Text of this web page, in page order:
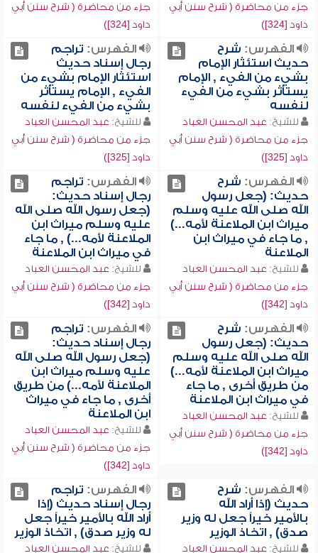
جزء من محاضرة ( شرح سنن أبي
داود [324])
جزء من محاضرة ( شرح سنن أبي
داود [324])
الفهرس: شرح
حديث استئثار الإمام
بشيء من الفيء , الإمام
يستأثر بشيء من الفيء
لنفسه
للشيخ: عبد المحسن العباد
جزء من محاضرة ( شرح سنن أبي
داود [325])
الفهرس: تراجم
رجال إسناد حديث
استئثار الإمام بشيء من
الفيء , الإمام يستأثر
بشيء من الفيء لنفسه
للشيخ: عبد المحسن العباد
جزء من محاضرة ( شرح سنن أبي
داود [325])
الفهرس: شرح
حديث: (جعل رسول
الله صلى الله عليه وسلم
ميراث ابن الملاعنة لأمه...)
, ما جاء في ميراث ابن
الملاعنة
للشيخ: عبد المحسن العباد
جزء من محاضرة ( شرح سنن أبي
داود [342])
الفهرس: تراجم
رجال إسناد حديث:
(جعل رسول الله صلى الله
عليه وسلم ميراث ابن
الملاعنة لأمه...) , ما جاء
في ميراث ابن الملاعنة
للشيخ: عبد المحسن العباد
جزء من محاضرة ( شرح سنن أبي
داود [342])
الفهرس: شرح
حديث: (جعل رسول
الله صلى الله عليه وسلم
ميراث ابن الملاعنة لأمه...)
من طريق أخرى , ما جاء
في ميراث ابن الملاعنة
للشيخ: عبد المحسن العباد
جزء من محاضرة ( شرح سنن أبي
داود [342])
الفهرس: تراجم
رجال إسناد حديث:
(جعل رسول الله صلى الله
عليه وسلم ميراث ابن
الملاعنة لأمه...) من طريق
أخرى , ما جاء في ميراث
ابن الملاعنة
للشيخ: عبد المحسن العباد
جزء من محاضرة ( شرح سنن أبي
داود [342])
الفهرس: شرح
حديث (إذا أراد الله
بالأمير خيراً جعل له وزير
صدق) , اتخاذ الوزير
للشيخ: عبد المحسن العباد
الفهرس: تراجم
رجال إسناد حديث (إذا
أراد الله بالأمير خيراً جعل
له وزير صدق) , اتخاذ الوزير
للشيخ: عبد المحسن العباد